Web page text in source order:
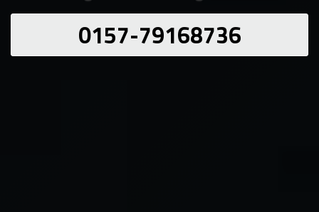
0157-79168736